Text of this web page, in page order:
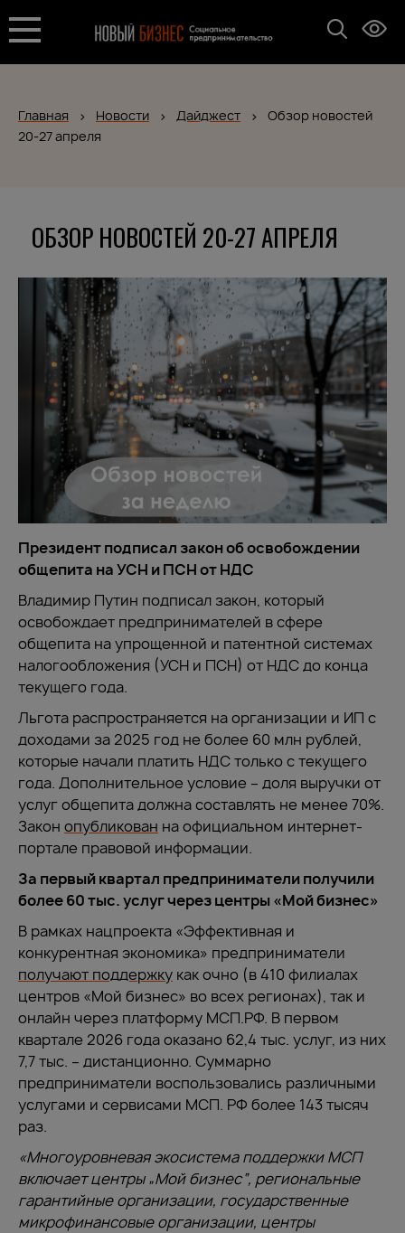
Главная Новости Дайджест
Обзор новостей
20-27 апреля
ОБЗОР НОВОСТЕЙ 20-27 АПРЕЛЯ
Президент подписал закон об освобождении
общепита на УСН и ПСН от НДС
Владимир Путин подписал закон, который
освобождает предпринимателей в сфере
общепита на упрощенной и патентной системах
налогообложения (УСН и ПСН) от НДС до конца
текущего года.
Льгота распространяется на организации и ИП с
доходами за 2025 год не более 60 млн рублей,
которые начали платить НДС только с текущего
года. Дополнительное условие – доля выручки от
услуг общепита должна составлять не менее 70%.
Закон опубликован на официальном интернет-
портале правовой информации.
За первый квартал предприниматели получили
более 60 тыс. услуг через центры «Мой бизнес»
В рамках нацпроекта «Эффективная и
конкурентная экономика» предприниматели
получают поддержку как очно (в 410 филиалах
центров «Мой бизнес» во всех регионах), так и
онлайн через платформу МСП.РФ. В первом
квартале 2026 года оказано 62,4 тыс. услуг, из них
7,7 тыс. – дистанционно. Суммарно
предприниматели воспользовались различными
услугами и сервисами МСП. РФ более 143 тысяч
раз.
«Многоуровневая экосистема поддержки МСП
включает центры „Мой бизнес“, региональные
гарантийные организации, государственные
микрофинансовые организации, центры